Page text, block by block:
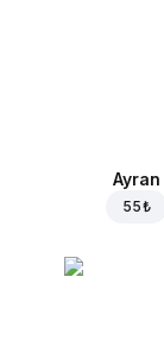
Ayran
55 ₺